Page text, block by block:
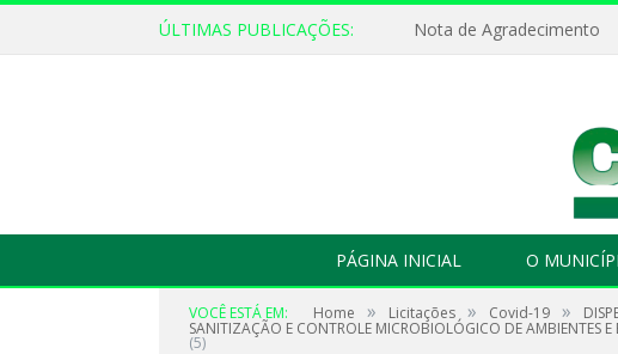
ÚLTIMAS PUBLICAÇÕES: Nota de Agradecimento
PÁGINA INICIAL O
VOCÊ ESTÁ EM: Home » Licitações » Covid-19 »
SANITIZAÇÃO E CONTROLE MICROBIOLÓGICO DE AMBIENTES
(5)